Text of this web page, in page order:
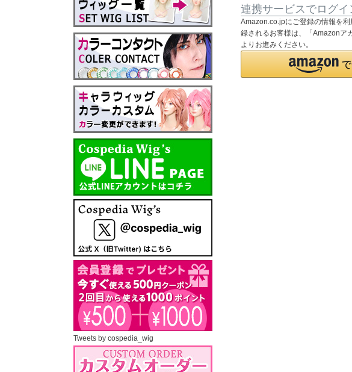
連携サービスでログ
Amazon.co.jpにご登録の情報を
録されるお客様は、「Amazonア
よりお進みください。
Tweets by cospedia_wig